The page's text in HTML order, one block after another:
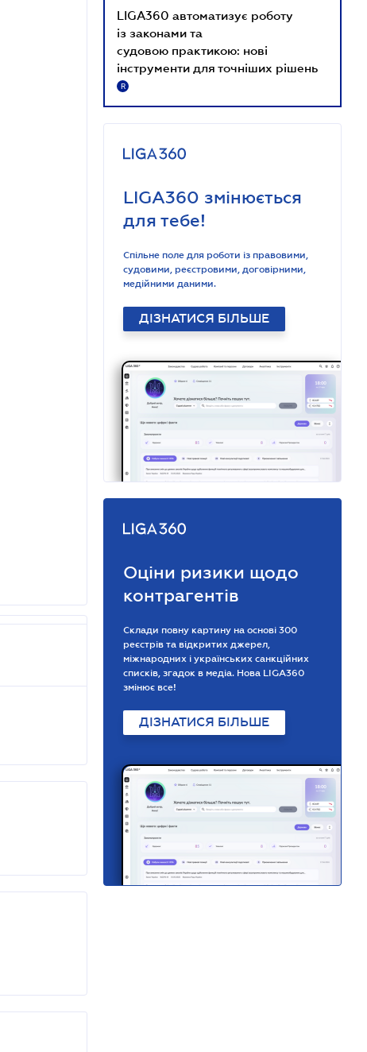
LIGA360 автоматизує роботу
із законами та
судовою практикою: нові
інструменти для точніших рішень
R
LIGA360 змінюється
для тебе!
Спільне поле для роботи із правовими,
судовими, реєстровими, договірними,
медійними даними.
ДІЗНАТИСЯ БІЛЬШЕ
Оціни ризики щодо
контрагентів
Склади повну картину на основі 300
реєстрів та відкритих джерел,
міжнародних і українських санкційних
списків, згадок в медіа. Нова LIGA360
змінює все!
ДІЗНАТИСЯ БІЛЬШЕ